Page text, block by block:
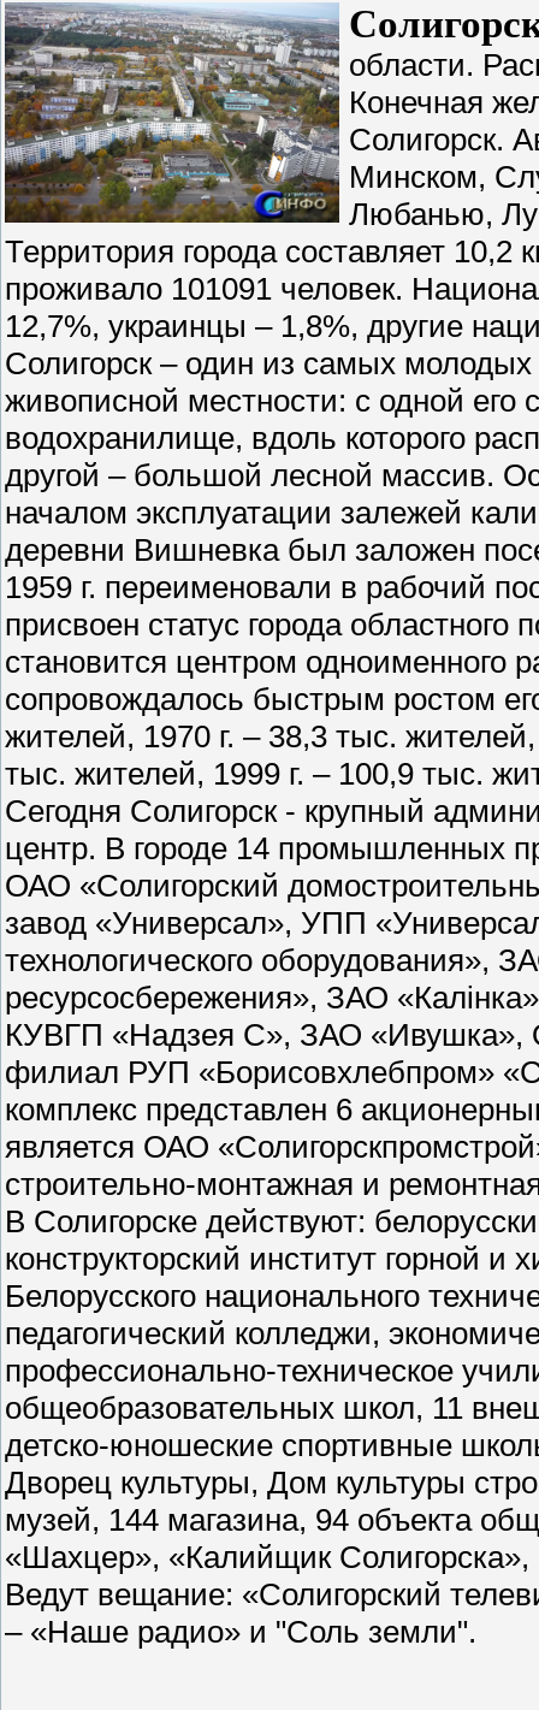
области.
Конечная
Солигорск.
Минском,
Любанью,
Территория города составляет 10,2
проживало 101091 человек.
12,7%, украинцы – 1,8%, другие
Солигорск – один из самых
живописной местности: с одной его
водохранилище, вдоль которого
другой – большой лесной массив.
началом эксплуатации залежей
деревни Вишневка был заложен
1959 г. переименовали в рабочий
присвоен статус города областного
становится центром одноименного
сопровождалось быстрым ростом
жителей, 1970 г. – 38,3 тыс.
тыс. жителей, 1999 г. – 100,9 тыс.
Сегодня Солигорск - крупный
центр. В городе 14 промышленных
ОАО «Солигорский
завод «Универсал», УПП
технологического оборудования»,
ресурсосбережения», ЗАО
КУВГП «Надзея С», ЗАО «Ивушка»,
филиал РУП «Борисовхлебпром»
комплекс представлен 6
является ОАО
строительно-монтажная и
В Солигорске действуют:
конструкторский институт горной
Белорусского национального
педагогический колледжи,
профессионально-техническое
общеобразовательных школ, 11
детско-юношеские спортивные
Дворец культуры, Дом культуры
музей, 144 магазина, 94 объекта
«Шахцер», «Калийщик
Ведут вещание: «Солигорский
– «Наше радио» и "Соль земли".